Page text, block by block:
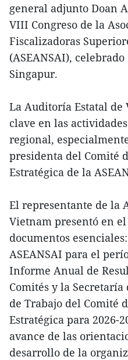
general adjunto Doan
VIII Congreso de la
Fiscalizadoras
(ASEANSAI),
Singapur.
La Auditoría Estatal
clave en las
regional,
presidenta del Comité
Estratégica de la
El representante de la
Vietnam presentó en
documentos
ASEANSAI para el
Informe Anual de
Comités y la Secretaría
de Trabajo del Comité
Estratégica para 2026-
avance de las
desarrollo de la